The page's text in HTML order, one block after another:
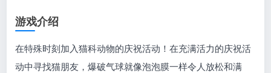
游戏介绍
在特殊时刻加入猫科动物的庆祝活动！在充满活力的庆祝活
动中寻找猫朋友，爆破气球就像泡泡膜一样令人放松和满